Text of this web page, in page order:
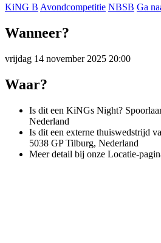
KiNG B Avondcompetitie NBSB Ga
Wanneer?
vrijdag 14 november 2025 20:00
Waar?
Is dit een KiNGs Night?
Nederland
Is dit een externe thuiswedstrijd
5038 GP Tilburg, Nederland
Meer detail bij onze Locatie-